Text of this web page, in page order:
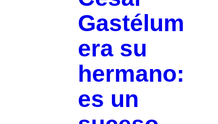
Gastélum
era su
hermano:
es un